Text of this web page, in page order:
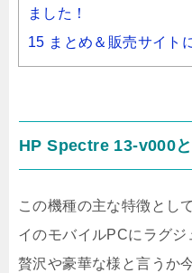
ました！
15 まとめ＆販売サイト
HP Spectre 13-v000と
この機種の主な特徴とし
イのモバイルPCにラグジ
贅沢や豪華な様と言うか